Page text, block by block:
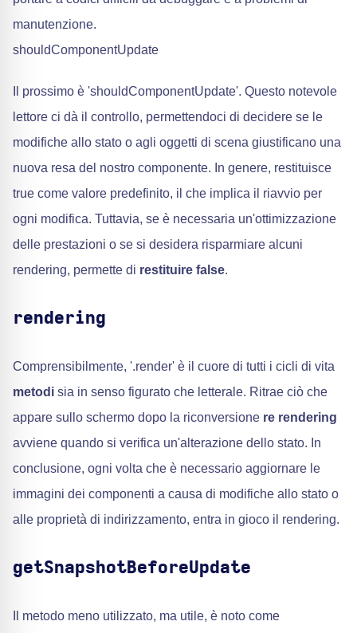
manutenzione.
shouldComponentUpdate
Il prossimo è 'shouldComponentUpdate'. Questo notevole
lettore ci dà il controllo, permettendoci di decidere se le
modifiche allo stato o agli oggetti di scena giustificano una
nuova resa del nostro componente. In genere, restituisce
true come valore predefinito, il che implica il riavvio per
ogni modifica. Tuttavia, se è necessaria un'ottimizzazione
delle prestazioni o se si desidera risparmiare alcuni
rendering, permette di restituire false.
rendering
Comprensibilmente, '.render' è il cuore di tutti i cicli di vita
metodi sia in senso figurato che letterale. Ritrae ciò che
appare sullo schermo dopo la riconversione re rendering
avviene quando si verifica un'alterazione dello stato. In
conclusione, ogni volta che è necessario aggiornare le
immagini dei componenti a causa di modifiche allo stato o
alle proprietà di indirizzamento, entra in gioco il rendering.
getSnapshotBeforeUpdate
Il metodo meno utilizzato, ma utile, è noto come